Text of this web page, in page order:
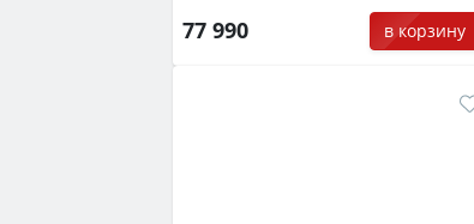
77 990 в корзину